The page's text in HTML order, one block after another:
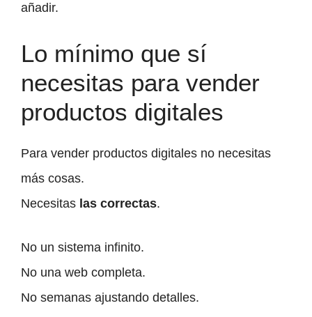
añadir.
Lo mínimo que sí
necesitas para vender
productos digitales
Para vender productos digitales no necesitas
más cosas.
Necesitas las correctas.
No un sistema infinito.
No una web completa.
No semanas ajustando detalles.